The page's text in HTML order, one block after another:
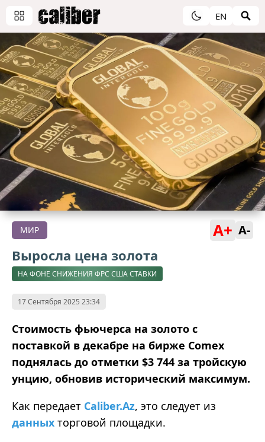
EN
МИР A+ A-
Выросла цена золота
НА ФОНЕ СНИЖЕНИЯ ФРС США СТАВКИ
17 Сентября 2025 23:34
Стоимость фьючерса на золото с
поставкой в декабре на бирже Comex
поднялась до отметки $3 744 за тройскую
унцию, обновив исторический максимум.
Как передает Caliber.Az, это следует из
данных торговой площадки.